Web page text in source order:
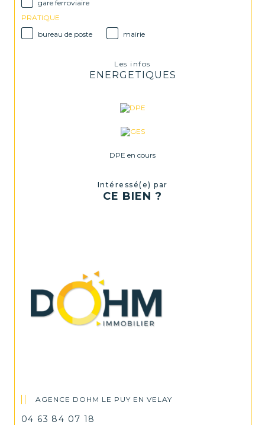
gare ferroviaire
PRATIQUE
bureau de poste
mairie
Les infos
ENERGETIQUES
DPE en cours
Intéressé(e) par
CE BIEN ?
AGENCE DOHM LE PUY EN VELAY
04 63 84 07 18